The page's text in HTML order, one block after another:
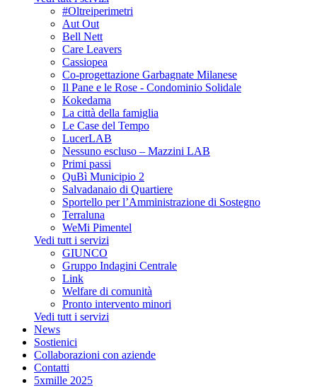
#Oltreiperimetri
Aut Out
Bell Nett
Care Leavers
Cassiopea
Co-progettazione Garbagnate Milanese
Il Pane e le Rose - Condominio Solidale
Kokedama
La città della famiglia
Le Case del Tempo
LucerLAB
Nessuno escluso – Mazzini LAB
Primi passi
QuBì Municipio 2
Salvadanaio di Quartiere
Sportello per l’Amministrazione di Sostegno
Terraluna
WeMi Pimentel
Vedi tutt i servizi
GIUNCO
Gruppo Indagini Centrale
Link
Welfare di comunità
Pronto intervento minori
Vedi tutt i servizi
News
Sostienici
Collaborazioni con aziende
Contatti
5xmille 2025